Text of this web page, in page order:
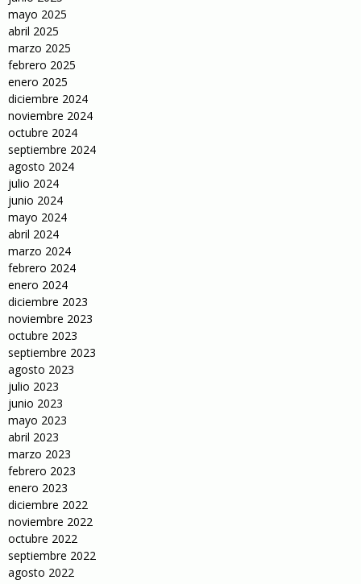
mayo 2025
abril 2025
marzo 2025
febrero 2025
enero 2025
diciembre 2024
noviembre 2024
octubre 2024
septiembre 2024
agosto 2024
julio 2024
junio 2024
mayo 2024
abril 2024
marzo 2024
febrero 2024
enero 2024
diciembre 2023
noviembre 2023
octubre 2023
septiembre 2023
agosto 2023
julio 2023
junio 2023
mayo 2023
abril 2023
marzo 2023
febrero 2023
enero 2023
diciembre 2022
noviembre 2022
octubre 2022
septiembre 2022
agosto 2022